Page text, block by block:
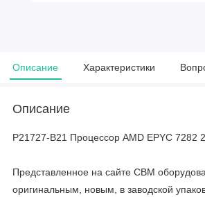
Описание Характеристики
Описание
P21727-B21 Процессор AMD EPYC 7282
Представленное на сайте CBM
оригинальным, новым, в заводской